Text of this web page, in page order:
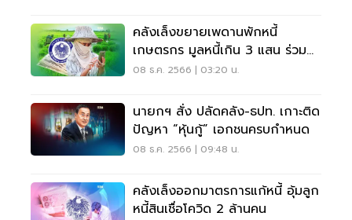
คลังเล็งขยายเพดานพักหนี้
เกษตรกร มูลหนี้เกิน 3 แสน ร่วม
โครงการได้
08 ธ.ค. 2566 | 03:20 น.
นายกฯ สั่ง ปลัดคลัง-ธปท. เกาะติด
ปัญหา “หุ้นกู้” เอกชนครบกำหนด
08 ธ.ค. 2566 | 09:48 น.
คลังเล็งออกมาตรการแก้หนี้ อุ้มลูก
หนี้สินเชื่อโควิด 2 ล้านคน